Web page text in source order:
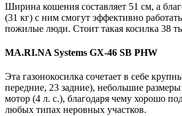
Ширина кошения составляет 51 см, а
(31 кг) с ним смогут эффективно
пожилые люди. Стоит такая косилка 38
MA.RI.NA Systems GX-46 SB PHW
Эта газонокосилка сочетает в себе
передние, 23 задние), небольшие
мотор (4 л. с.), благодаря чему хорошо
любых типах неровных участков.